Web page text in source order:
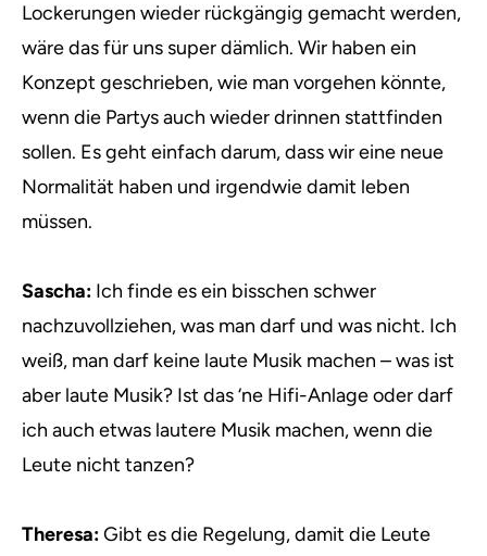
Lockerungen wieder rückgängig gemacht werden,
wäre das für uns super dämlich. Wir haben ein
Konzept geschrieben, wie man vorgehen könnte,
wenn die Partys auch wieder drinnen stattfinden
sollen. Es geht einfach darum, dass wir eine neue
Normalität haben und irgendwie damit leben
müssen.
Sascha: Ich finde es ein bisschen schwer
nachzuvollziehen, was man darf und was nicht. Ich
weiß, man darf keine laute Musik machen – was ist
aber laute Musik? Ist das ‘ne Hifi-Anlage oder darf
ich auch etwas lautere Musik machen, wenn die
Leute nicht tanzen?
Theresa:Gibt es die Regelung, damit die Leute